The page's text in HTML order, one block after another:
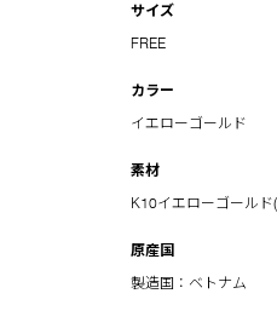
サイズ
FREE
カラー
イエローゴールド
素材
K10イエローゴール
原産国
製造国：ベトナム